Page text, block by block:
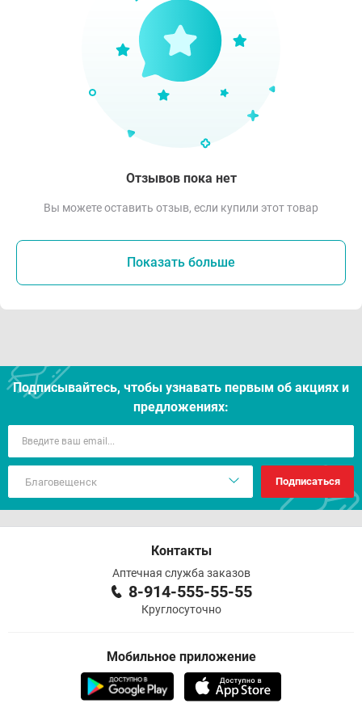
Отзывов пока нет
Вы можете оставить отзыв, если купили этот товар
Показать больше
Подписывайтесь, чтобы узнавать первым об акцияx и
предложениях:
Подписаться
Контакты
Аптечная служба заказов
8-914-555-55-55
Круглосуточно
Мобильное приложение